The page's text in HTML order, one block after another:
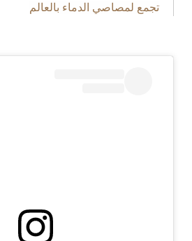
تجمع لمصاصي الدماء بالعالم